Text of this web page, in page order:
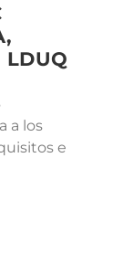
LDUQ
a los
e